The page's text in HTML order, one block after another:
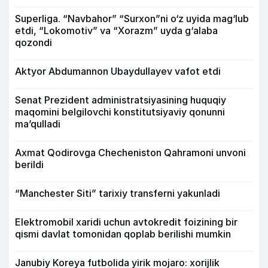
Superliga. “Navbahor” “Surxon”ni o‘z uyida mag‘lub
etdi, “Lokomotiv” va “Xorazm” uyda g‘alaba
qozondi
Aktyor Abdu­mannon Ubaydullayev vafot etdi
Senat Prezident administratsiyasining huquqiy
maqomini belgilovchi konstitutsiyaviy qonunni
ma’qulladi
Axmat Qodirovga Checheniston Qahramoni unvoni
berildi
“Manchester Siti” tarixiy transferni yakunladi
Elektromobil xaridi uchun avtokredit foizining bir
qismi davlat tomonidan qoplab berilishi mumkin
Janubiy Koreya futbolida yirik mojaro: xorijlik